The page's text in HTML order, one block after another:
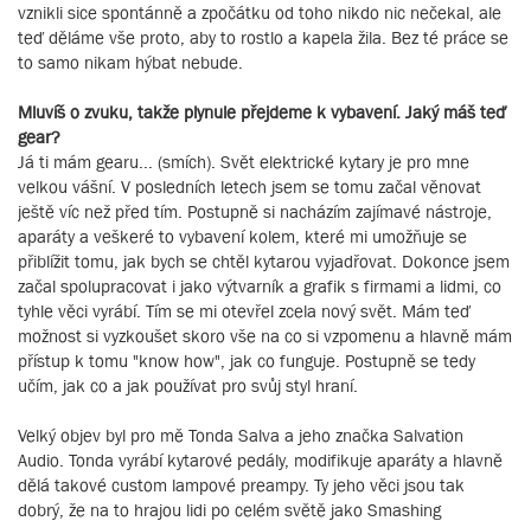
vznikli sice spontánně a zpočátku od toho nikdo nic nečekal, ale
teď děláme vše proto, aby to rostlo a kapela žila. Bez té práce se
to samo nikam hýbat nebude.
Mluvíš o zvuku, takže plynule přejdeme k vybavení. Jaký máš teď
gear?
Já ti mám gearu... (smích). Svět elektrické kytary je pro mne
velkou vášní. V posledních letech jsem se tomu začal věnovat
ještě víc než před tím. Postupně si nacházím zajímavé nástroje,
aparáty a veškeré to vybavení kolem, které mi umožňuje se
přiblížit tomu, jak bych se chtěl kytarou vyjadřovat. Dokonce jsem
začal spolupracovat i jako výtvarník a grafik s firmami a lidmi, co
tyhle věci vyrábí. Tím se mi otevřel zcela nový svět. Mám teď
možnost si vyzkoušet skoro vše na co si vzpomenu a hlavně mám
přístup k tomu "know how", jak co funguje. Postupně se tedy
učím, jak co a jak používat pro svůj styl hraní.
Velký objev byl pro mě Tonda Salva a jeho značka Salvation
Audio. Tonda vyrábí kytarové pedály, modifikuje aparáty a hlavně
dělá takové custom lampové preampy. Ty jeho věci jsou tak
dobrý, že na to hrajou lidi po celém světě jako Smashing